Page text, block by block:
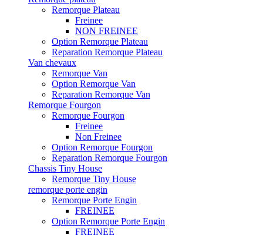
Remorque Plateau
Freinee
NON FREINEE
Option Remorque Plateau
Reparation Remorque Plateau
Van chevaux
Remorque Van
Option Remorque Van
Reparation Remorque Van
Remorque Fourgon
Remorque Fourgon
Freinee
Non Freinee
Option Remorque Fourgon
Reparation Remorque Fourgon
Chassis Tiny House
Remorque Tiny House
remorque porte engin
Remorque Porte Engin
FREINEE
Option Remorque Porte Engin
FREINEE